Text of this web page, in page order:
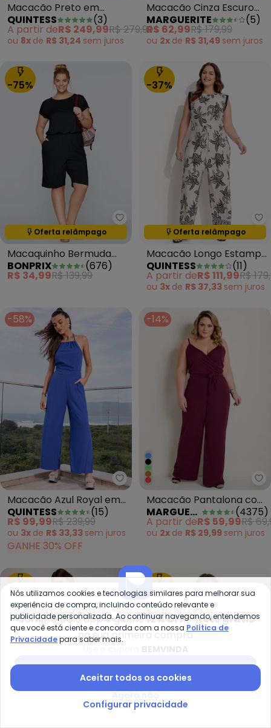
Macacão Preto em
Crepe Plano
QUINTESS (3)
A partir deR$ 249,99R$ 279,99
ou 8x de R$ 31,24 sem juros
Macacão Cinza Escuro
em Malha Crepe
MARGUERITE (5)
R$ 62,99R$ 179,99
ou 2x de R$ 31,49 sem juros
-75%
bonprix - Macaquinho
Oferta relâmpago
Termina em:12:07:11
Macaquinho Bermuda
Preto
BONPRIX (676)
R$ 34,99R$ 139,99
-37%
Oferta relâmpago
Termina em:12:07:11
Macacão Longo Estampa
Folhagem em Malha de
Viscose com Ajuste na
QUINTESS (11)
A partir deR$ 111,99R$
ou 3x de R$ 37,33 sem juros
-58%
Quintess - Macacão Azul Royal
Macacão Azul Royal em
Viscose Plana
QUINTESS (15)
R$ 99,99R$ 239,99
ou 3x de R$ 33,33 sem juros
GANHE 30% OFF
-14%
Macacão Pantalona com
Alças Bordô Plus Size
MARGUERITE (4375)
A partir deR$ 59,99R$
ou 2x de R$ 29,99 sem juros
-74% -70%
Compre pelo app e ganhe12% OFF + frete grátis
na sua primeira compra
Nós utilizamos cookies e tecnologias similares para melhorar sua
experiência de compra, incluindo conteúdo relevante e
publicidade personalizada. Ao continuar navegando, entendemos
que você está ciente e concorda com a nossa Política de
Privacidadepara saber mais.
Aceitar todos os cookies
Configurar privacidade